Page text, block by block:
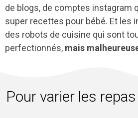
de blogs, de comptes instagram
super recettes pour bébé. Et les
des robots de cuisine qui sont
perfectionnés, mais
Pour varier les